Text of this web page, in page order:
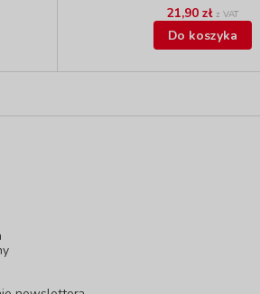
21,90 zł z VAT
Do koszyka